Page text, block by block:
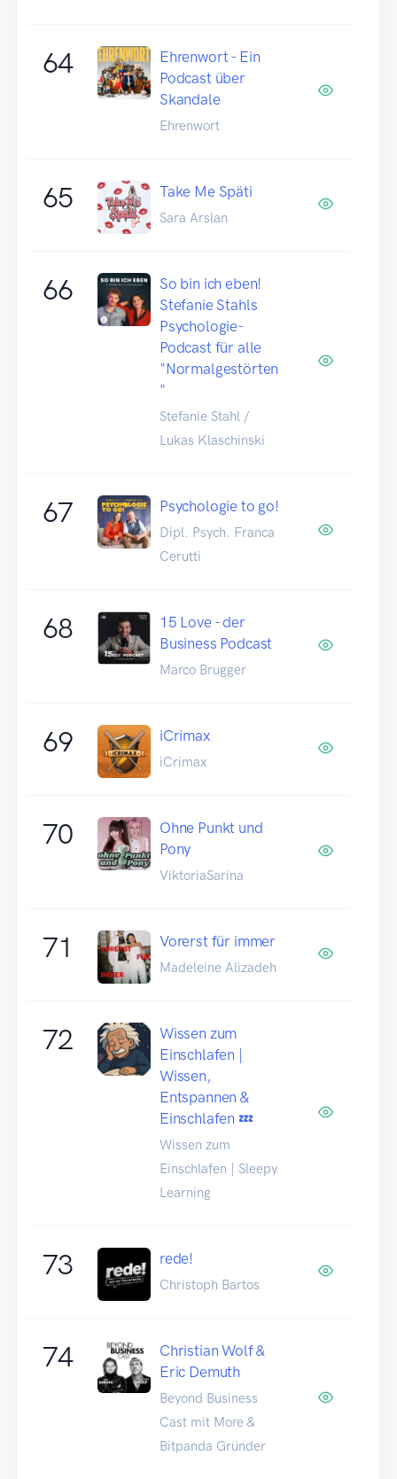
64
Ehrenwort - Ein
Podcast über
Skandale
Ehrenwort
65 Take Me Späti
Sara Arslan
66
So bin ich eben!
Stefanie Stahls
Psychologie-
Podcast für alle
"Normalgestörten
"
Stefanie Stahl /
Lukas Klaschinski
67 Psychologie to go!
Dipl. Psych. Franca
Cerutti
68
15 Love - der
Business Podcast
Marco Brugger
69 iCrimax
iCrimax
70
Ohne Punkt und
Pony
ViktoriaSarina
71 Vorerst für immer
Madeleine Alizadeh
72
Wissen zum
Einschlafen |
Wissen,
Entspannen &
Einschlafen 💤
Wissen zum
Einschlafen | Sleepy
Learning
73 rede!
Christoph Bartos
74
Christian Wolf &
Eric Demuth
Beyond Business
Cast mit More &
Bitpanda Gründer